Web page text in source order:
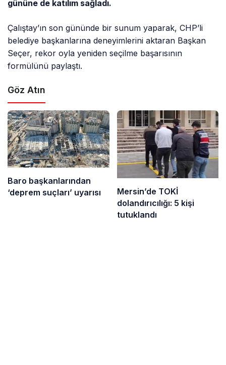
gününe de katılım sağladı.
Çalıştay’ın son gününde bir sunum yaparak, CHP’li
belediye başkanlarına deneyimlerini aktaran Başkan
Seçer, rekor oyla yeniden seçilme başarısının
formülünü paylaştı.
Göz Atın
Baro başkanlarından
‘deprem suçları’ uyarısı
Mersin’de TOKİ
dolandırıcılığı: 5 kişi
tutuklandı